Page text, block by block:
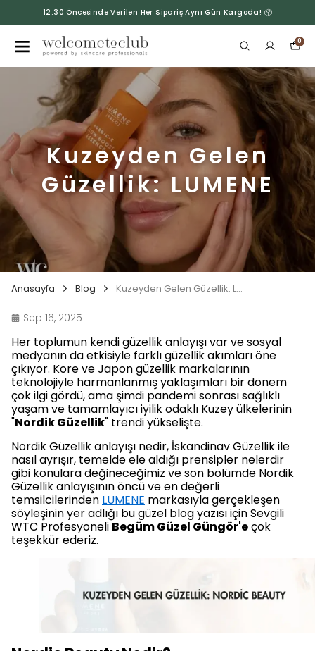
12:30 Öncesinde Verilen Her Sipariş Aynı Gün Kargoda! 📦
0
Kuzeyden Gelen
Güzellik: LUMENE
Anasayfa Blog Kuzeyden Gelen Güzellik: LUMENE
Sep 16, 2025
Her toplumun kendi güzellik anlayışı var ve sosyal
medyanın da etkisiyle farklı güzellik akımları öne
çıkıyor. Kore ve Japon güzellik markalarının
teknolojiyle harmanlanmış yaklaşımları bir dönem
çok ilgi gördü, ama şimdi pandemi sonrası sağlıklı
yaşam ve tamamlayıcı iyilik odaklı Kuzey ülkelerinin
"Nordik Güzellik" trendi yükselişte.
Nordik Güzellik anlayışı nedir, İskandinav Güzellik ile
nasıl ayrışır, temelde ele aldığı prensipler nelerdir
gibi konulara değineceğimiz ve son bölümde Nordik
Güzellik anlayışının öncü ve en değerli
temsilcilerinden LUMENE markasıyla gerçekleşen
söyleşinin yer adlığı bu güzel blog yazısı için Sevgili
WTC Profesyoneli Begüm Güzel Güngör'eçok
teşekkür ederiz.